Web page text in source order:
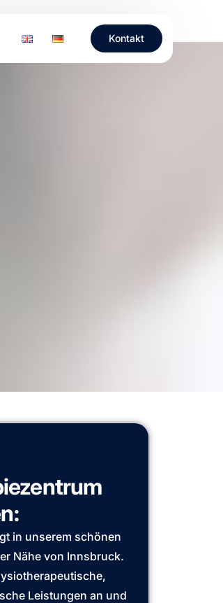
Kontakt
in unserem schönen
Nähe von Innsbruck.
Leistungen an und